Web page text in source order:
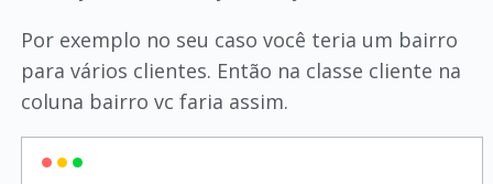
Por exemplo no seu caso você teria um bairro
para vários clientes. Então na classe cliente na
coluna bairro vc faria assim.